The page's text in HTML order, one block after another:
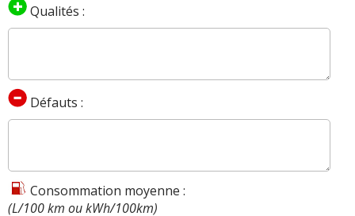
Qualités :
Défauts :
Consommation moyenne :
(L/100 km ou kWh/100km)